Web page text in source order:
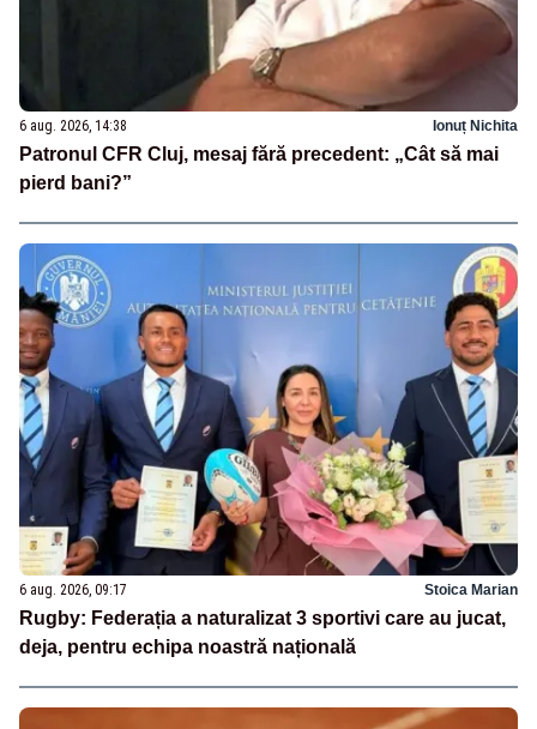
6 aug. 2026, 14:38 Ionuț Nichita
Patronul CFR Cluj, mesaj fără precedent: „Cât să mai
pierd bani?”
6 aug. 2026, 09:17 Stoica Marian
Rugby: Federația a naturalizat 3 sportivi care au jucat,
deja, pentru echipa noastră națională